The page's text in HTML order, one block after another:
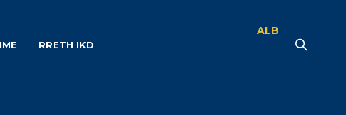
RRETH IKD
ALB